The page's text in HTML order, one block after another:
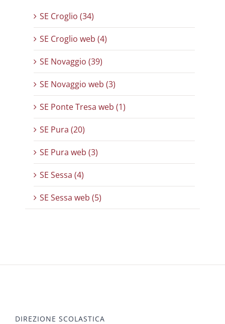
SE Croglio (34)
SE Croglio web (4)
SE Novaggio (39)
SE Novaggio web (3)
SE Ponte Tresa web (1)
SE Pura (20)
SE Pura web (3)
SE Sessa (4)
SE Sessa web (5)
DIREZIONE SCOLASTICA